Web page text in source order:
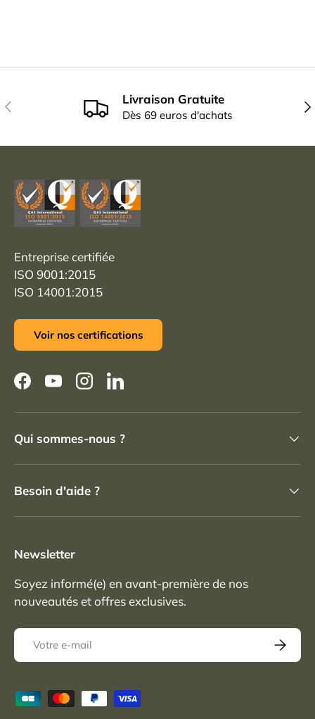
Précédent Livraison Gratuite
Dès 69 euros d'achats
Entreprise certifiée
ISO 9001:2015
ISO 14001:2015
Voir nos certifications
FacebookYouTubeInstagramLinkedIn
Qui sommes-nous ?
Besoin d'aide ?
Newsletter
Soyez informé(e) en avant-première de nos
nouveautés et offres exclusives.
E-mail
Moyens de paiement acceptés